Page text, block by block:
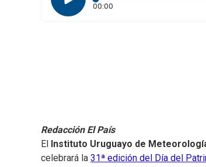
00:00
Redacción El País
El
Instituto Uruguayo de
celebrará la 31ª edición del Día del